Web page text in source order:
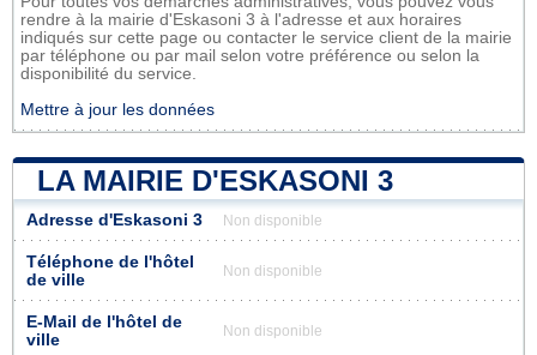
rendre à la mairie d'Eskasoni 3 à l'adresse et aux horaires
indiqués sur cette page ou contacter le service client de la mairie
par téléphone ou par mail selon votre préférence ou selon la
disponibilité du service.
Mettre à jour les données
LA MAIRIE D'ESKASONI 3
Adresse d'Eskasoni 3 Non disponible
Téléphone de l'hôtel
de ville
Non disponible
E-Mail de l'hôtel de
ville
Non disponible